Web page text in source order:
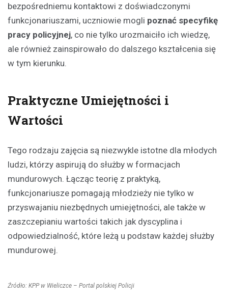
bezpośredniemu kontaktowi z doświadczonymi
funkcjonariuszami, uczniowie mogli poznać specyfikę
pracy policyjnej, co nie tylko urozmaiciło ich wiedzę,
ale również zainspirowało do dalszego kształcenia się
w tym kierunku.
Praktyczne Umiejętności i
Wartości
Tego rodzaju zajęcia są niezwykle istotne dla młodych
ludzi, którzy aspirują do służby w formacjach
mundurowych. Łącząc teorię z praktyką,
funkcjonariusze pomagają młodzieży nie tylko w
przyswajaniu niezbędnych umiejętności, ale także w
zaszczepianiu wartości takich jak dyscyplina i
odpowiedzialność, które leżą u podstaw każdej służby
mundurowej.
Źródło: KPP w Wieliczce – Portal polskiej Policji